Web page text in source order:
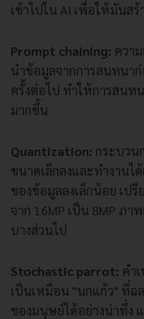
เข้าไปใน AI เพื่อให้มันส
Prompt chaining: ควา
นำข้อมูลจากการสนทนา
ครั้งต่อไป ทำให้การสนท
มากขึ้น
Quantization: กระบวน
ขนาดเล็กลงและทำงานไ
ของข้อมูลลงเล็กน้อย เป
จาก 16MP เป็น 8MP ภา
บางส่วนไป
Stochastic parrot: คำ
เป็นเหมือน "นกแก้ว" ที่ฉ
ของมนุษย์ได้อย่างน่าทึ่ง